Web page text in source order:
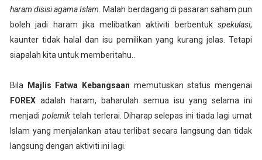
haram disisi agama Islam.
Malah berdagang di pasaran saham pun
boleh jadi haram jika melibatkan aktiviti berbentukspekulasi,
kaunter tidak halal dan isu pemilikan yang kurang jelas. Tetapi
siapalah kita untuk memberitahu..
Bila Majlis Fatwa Kebangsaan memutuskan status mengenai
FOREXadalah haram, baharulah semua isu yang selama ini
menjadi polemiktelah terlerai. Diharap selepas ini tiada lagi umat
Islam yang menjalankan atau terlibat secara langsung dan tidak
langsung dengan aktiviti ini lagi.